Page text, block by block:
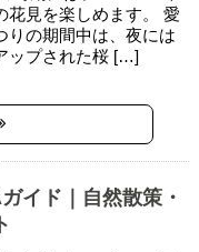
花見を楽しめます。 愛
りの期間中は、夜には
ップされた桜 […]
イド｜自然散策・